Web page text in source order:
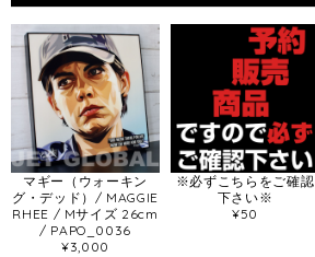
マギー（ウォーキン
グ・デッド）/ MAGGIE
RHEE / Mサイズ 26cm
/ PAPO_0036
¥3,000
※必ずこちらをご確認
下さい※
¥50